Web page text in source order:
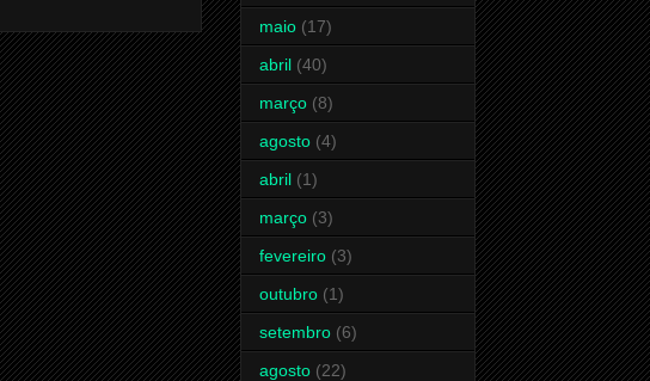
maio (17)
abril (40)
março (8)
agosto (4)
abril (1)
março (3)
fevereiro (3)
outubro (1)
setembro (6)
agosto (22)